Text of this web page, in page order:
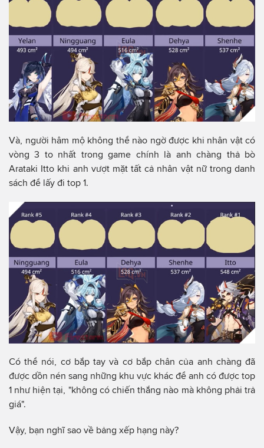
Và, người hâm mộ không thể nào ngờ được khi nhân vật có
vòng 3 to nhất trong game chính là anh chàng thả bò
Arataki Itto khi anh vượt mặt tất cả nhân vật nữ trong danh
sách để lấy đi top 1.
Có thể nói, cơ bắp tay và cơ bắp chân của anh chàng đã
được dồn nén sang những khu vực khác để anh có được top
1 như hiện tại, "không có chiến thắng nào mà không phải trả
giá".
Vậy, bạn nghĩ sao về bảng xếp hạng này?